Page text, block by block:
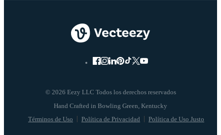
© 2026 Eezy LLC Todos los derechos reservados
Términos de Uso Política de Privacidad Política de Uso Justo